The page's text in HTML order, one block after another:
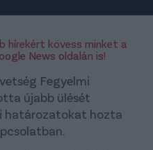
hírekért kövess minket a
News oldalán is!
Fegyelmi
újabb ülését
határozatokat hozta